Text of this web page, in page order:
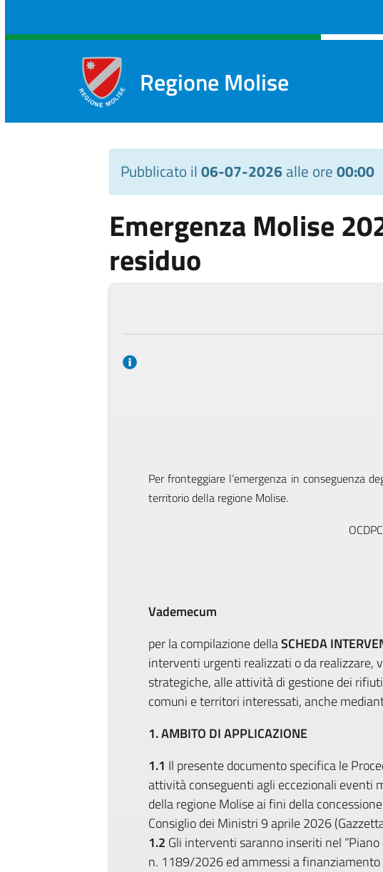
Regione Molise
Pubblicato il06-07-2026 alle ore00:00
Emergenza Molise
residuo
Per fronteggiare l’emergenza in conseguenza
territorio della regione Molise.
Vademecum
per la compilazione dellaSCHEDA
interventi urgenti realizzati o da
strategiche, alle attività di gestione dei
comuni e territori interessati, anche
1. AMBITO DI APPLICAZIONE
1.1 Il presente documento specifica le
attività conseguenti agli eccezionali eventi
della regione Molise ai fini della
Consiglio dei Ministri 9 aprile 2026
1.2 Gli interventi saranno inseriti nel
n. 1189/2026 ed ammessi a